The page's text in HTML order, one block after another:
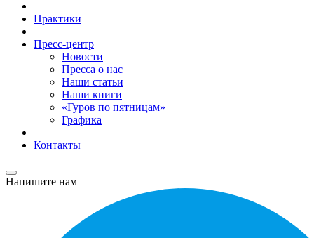
Практики
Пресс-центр
Новости
Пресса о нас
Наши статьи
Наши книги
«Гуров по пятницам»
Графика
Контакты
Напишите нам